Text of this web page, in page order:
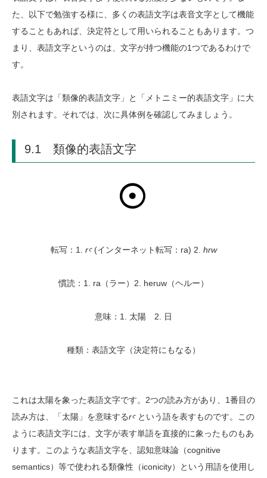
た、以下で勉強する様に、多くの表語文字は表音文字として機能
することもあれば、決定符として用いられることもあります。つ
まり、表語文字というのは、文字が持つ機能の1つであるわけで
す。
表語文字は「類像的表語文字」と「メトニミー的表語文字」に大
別されます。それでは、次に具体例を確認してみましょう。
9.1 類像的表語文字
転写：1. rꜥ(インターネット転写：ra) 2. hrw
慣読：1. ra（ラー）2. heruw（ヘルー）
意味：1. 太陽 2. 日
種類：表語文字（決定符にもなる）
これは太陽を象った表語文字です。2つの読み方があり、1番目の
読み方は、「太陽」を意味するrꜥという語を表すものです。この
ように表語文字には、文字が表す単語を直接的に象ったものもあ
ります。このような表語文字を、認知意味論（cognitive
semantics）等で使われる類像性（iconicity）という用語を使用し